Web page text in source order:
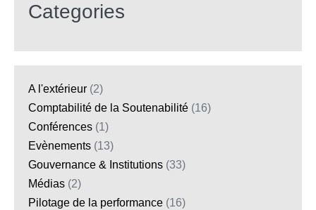
Categories
A l'extérieur (2)
Comptabilité de la Soutenabilité (16)
Conférences (1)
Evènements (13)
Gouvernance & Institutions (33)
Médias (2)
Pilotage de la performance (16)